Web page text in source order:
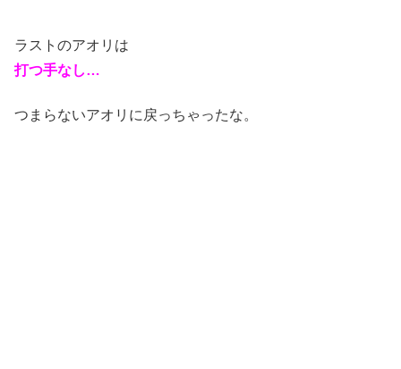
ラストのアオリは
打つ手なし…
つまらないアオリに戻っちゃったな。